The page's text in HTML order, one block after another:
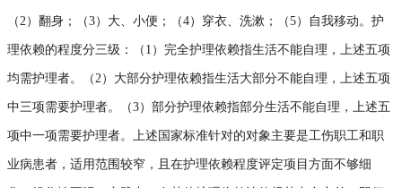
（2）翻身；（3）大、小便；（4）穿衣、洗漱；（5）自我移动。护
理依赖的程度分三级：（1）完全护理依赖指生活不能自理，上述五项
均需护理者。（2）大部分护理依赖指生活大部分不能自理，上述五项
中三项需要护理者。（3）部分护理依赖指部分生活不能自理，上述五
项中一项需要护理者。上述国家标准针对的对象主要是工伤职工和职
业病患者，适用范围较窄，且在护理依赖程度评定项目方面不够细